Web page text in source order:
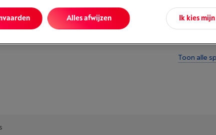
lenzen met
je lens en
Toon alle
Ik kies
Alles afwijzen